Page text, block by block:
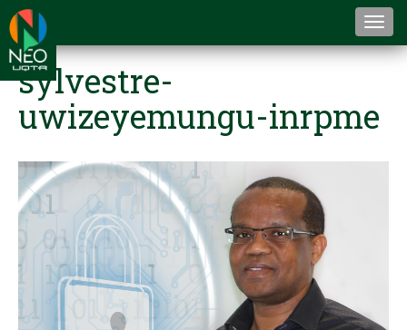
sylvestre-
uwizeyemungu-inrpme